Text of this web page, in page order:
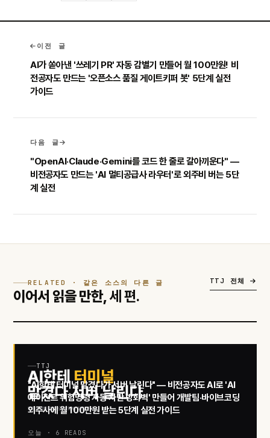
이전 글
AI가 쏟아낸 '쓰레기 PR' 자동 감별기 만들어 월 100만원! 비
전공자도 만드는 '오픈소스 품질 게이트키퍼 봇' 5단계 실전
가이드
다음 글
"OpenAI·Claude·Gemini를 코드 한 줄로 갈아끼운다" —
비전공자도 만드는 'AI 멀티공급사 라우터'로 외주비 버는 5단
계 실전
RELATED · 같은 소스의 다른 글
이어서 읽을 만한,세 편.
TTJ 전체
TTJ
"AI한테 터미널 맡겼다가 서버 날린다" — 비전공자도 AI로 'AI
에이전트 위험명령 자동 차단 방화벽' 만들어 개발팀·바이브코딩
외주사에 월 100만원 받는 5단계 실전 가이드
오늘 · 6 READS